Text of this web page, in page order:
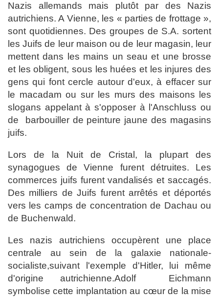
Nazis allemands mais plutôt par des Nazis
autrichiens. A Vienne, les « parties de frottage »,
sont quotidiennes. Des groupes de S.A. sortent
les Juifs de leur maison ou de leur magasin, leur
mettent dans les mains un seau et une brosse
et les obligent, sous les huées et les injures des
gens qui font cercle autour d'eux, à effacer sur
le macadam ou sur les murs des maisons les
slogans appelant à s'opposer à l'Anschluss ou
de barbouiller de peinture jaune des magasins
juifs.
Lors de la Nuit de Cristal, la plupart des
synagogues de Vienne furent détruites. Les
commerces juifs furent vandalisés et saccagés.
Des milliers de Juifs furent arrêtés et déportés
vers les camps de concentration de Dachau ou
de Buchenwald.
Les nazis autrichiens occupèrent une place
centrale au sein de la galaxie nationale-
socialiste,suivant l'exemple d'Hitler, lui même
d'origine autrichienne.Adolf Eichmann
symbolise cette implantation au cœur de la mise